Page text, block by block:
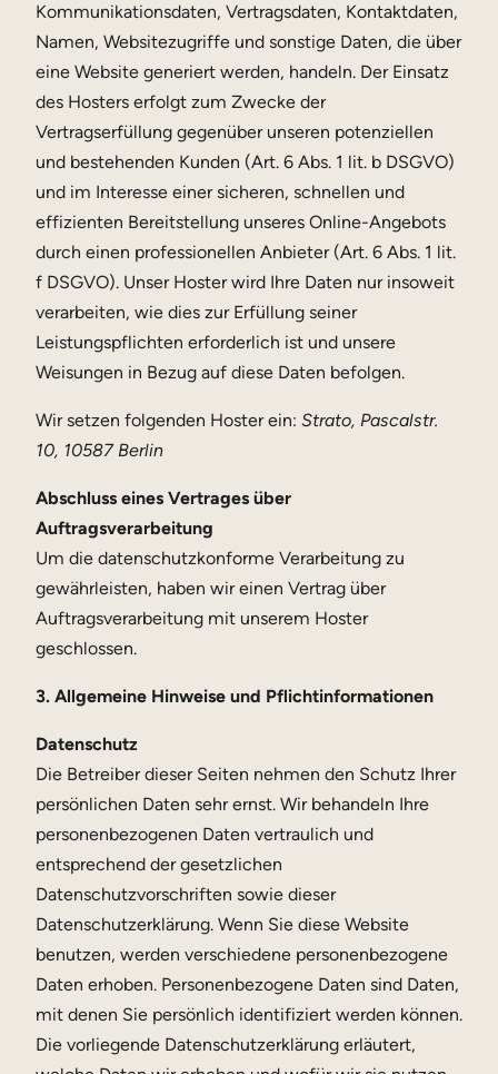
Kommunikationsdaten, Vertragsdaten, Kontaktdaten,
Namen, Websitezugriffe und sonstige Daten, die über
eine Website generiert werden, handeln. Der Einsatz
des Hosters erfolgt zum Zwecke der
Vertragserfüllung gegenüber unseren potenziellen
und bestehenden Kunden (Art. 6 Abs. 1 lit. b DSGVO)
und im Interesse einer sicheren, schnellen und
effizienten Bereitstellung unseres Online-Angebots
durch einen professionellen Anbieter (Art. 6 Abs. 1 lit.
f DSGVO). Unser Hoster wird Ihre Daten nur insoweit
verarbeiten, wie dies zur Erfüllung seiner
Leistungspflichten erforderlich ist und unsere
Weisungen in Bezug auf diese Daten befolgen.
Wir setzen folgenden Hoster ein: Strato, Pascalstr.
10, 10587 Berlin
Abschluss eines Vertrages über
Auftragsverarbeitung
Um die datenschutzkonforme Verarbeitung zu
gewährleisten, haben wir einen Vertrag über
Auftragsverarbeitung mit unserem Hoster
geschlossen.
3. Allgemeine Hinweise und Pflichtinformationen
Datenschutz
Die Betreiber dieser Seiten nehmen den Schutz Ihrer
persönlichen Daten sehr ernst. Wir behandeln Ihre
personenbezogenen Daten vertraulich und
entsprechend der gesetzlichen
Datenschutzvorschriften sowie dieser
Datenschutzerklärung. Wenn Sie diese Website
benutzen, werden verschiedene personenbezogene
Daten erhoben. Personenbezogene Daten sind Daten,
mit denen Sie persönlich identifiziert werden können.
Die vorliegende Datenschutzerklärung erläutert,